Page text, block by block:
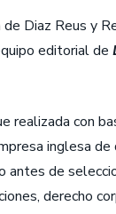
de Diaz Reus y
editorial de
realizada con
inglesa
de
derecho